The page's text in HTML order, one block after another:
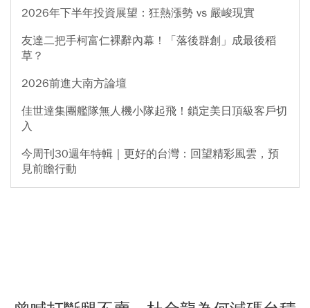
2026年下半年投資展望：狂熱漲勢 vs 嚴峻現實
友達二把手柯富仁裸辭內幕！「落後群創」成最後稻
草？
2026前進大南方論壇
佳世達集團艦隊無人機小隊起飛！鎖定美日頂級客戶切
入
今周刊30週年特輯｜更好的台灣：回望精彩風雲，預
見前瞻行動